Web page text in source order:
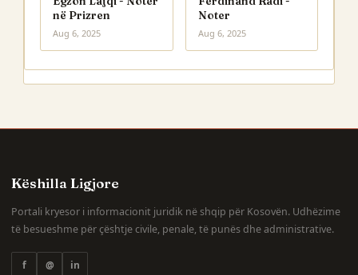
në Prizren
Aug 6, 2025
Noter
Aug 6, 2025
Këshilla Ligjore
Portali kryesor i informacionit juridik në shqip për Kosovën. Udhëzime
të besueshme për çështje civile, penale, të punës dhe administrative.
f @ in